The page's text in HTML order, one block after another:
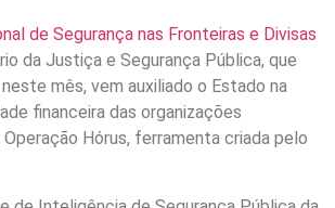
de Segurança nas Fronteiras e Divisas
da Justiça e Segurança Pública, que
mês, vem auxiliado o Estado na
financeira das organizações
Hórus, ferramenta criada pelo